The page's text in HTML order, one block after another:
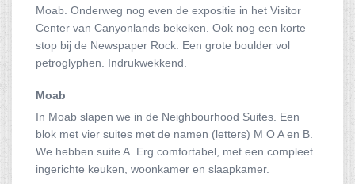
Moab. Onderweg nog even de expositie in het Visitor
Center van Canyonlands bekeken. Ook nog een korte
stop bij de Newspaper Rock. Een grote boulder vol
petroglyphen. Indrukwekkend.
Moab
In Moab slapen we in de Neighbourhood Suites. Een
blok met vier suites met de namen (letters) M O A en B.
We hebben suite A. Erg comfortabel, met een compleet
ingerichte keuken, woonkamer en slaapkamer.